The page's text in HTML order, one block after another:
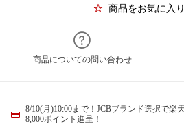
商品をお気に入
商品についての問い合わせ
8/10(月)10:00まで！JCBブランド選択で楽
8,000ポイント進呈！